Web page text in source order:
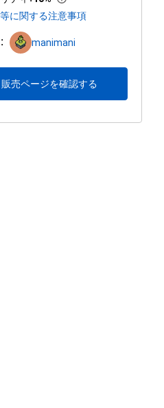
に関する注意事項
manimani
販売ページを確認する